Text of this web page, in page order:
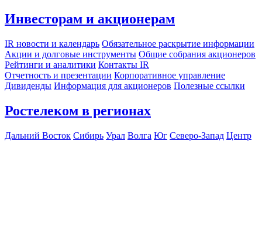
Инвесторам и акционерам
IR новости и календарь Обязательное раскрытие информации
Акции и долговые инструменты Общие собрания акционеров
Рейтинги и аналитики Контакты IR
Отчетность и презентации Корпоративное управление
Дивиденды Информация для акционеров Полезные ссылки
Ростелеком в регионах
Дальний Восток Сибирь Урал Волга Юг Северо-Запад Центр